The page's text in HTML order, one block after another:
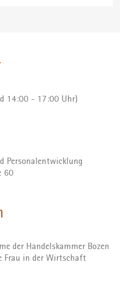
14:00 - 17:00 Uhr)
Personalentwicklung
60
der Handelskammer Bozen
Frau in der Wirtschaft